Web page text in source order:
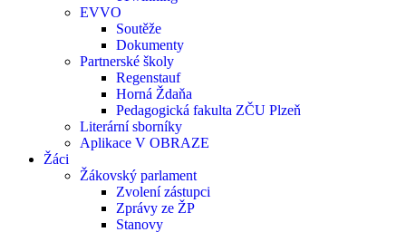
EVVO
Soutěže
Dokumenty
Partnerské školy
Regenstauf
Horná Ždaňa
Pedagogická fakulta ZČU Plzeň
Literární sborníky
Aplikace V OBRAZE
Žáci
Žákovský parlament
Zvolení zástupci
Zprávy ze ŽP
Stanovy